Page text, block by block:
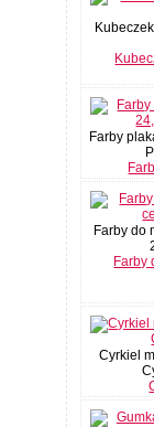
Farby
Farby do
Farby
Cyrkiel